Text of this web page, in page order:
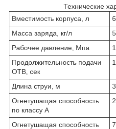
Технические
Вместимость корпуса, л
Масса заряда, кг/л
Рабочее давление, Мпа
Продолжительность подачи
ОТВ, сек
Длина струи, м
3
Огнетушащая способность
по классу А
Огнетушащая способность